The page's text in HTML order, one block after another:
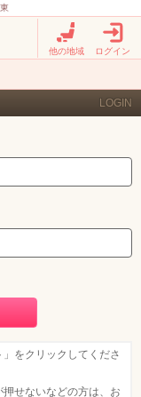
他の地域 ログイン
LOGIN
をクリックしてくださ
せないなどの方は、お
東北
北陸